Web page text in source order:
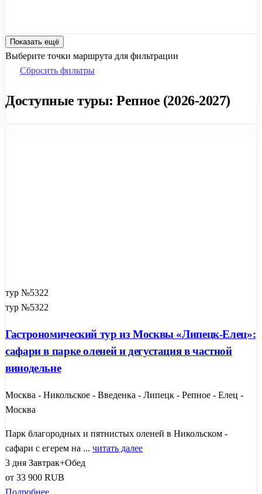
Показать ещё
Выберите точки маршрута для фильтрации
Сбросить фильтры
Доступные туры: Репное (2026-2027)
тур №5322
тур №5322
Гастрономический тур из Москвы «Липецк-Елец»:
сафари в парке оленей и дегустация в частной
винодельне
Москва - Никольское - Введенка - Липецк - Репное - Елец -
Москва
Парк благородных и пятнистых оленей в Никольском -
сафари с егерем на ... читать далее
3 дня Завтрак+Обед
от 33 900 RUB
Подробнее